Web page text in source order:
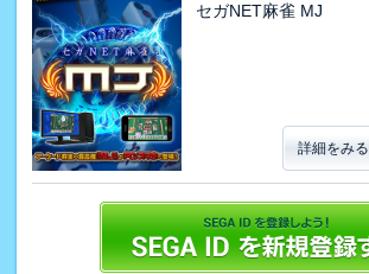
セガNET麻雀 MJ
詳細をみる